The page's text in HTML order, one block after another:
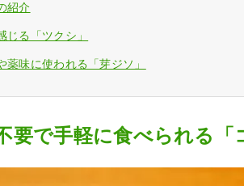
紹介
じる「ツクシ」
薬味に使われる「芽ジソ」
要で手軽に食べられる「